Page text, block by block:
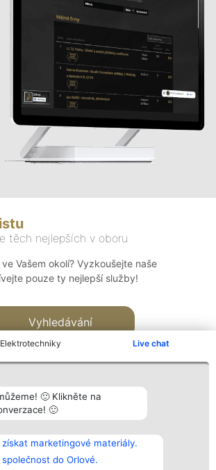
Elektrotechniky Live chat
🙂 Klikněte na
🙂
marketingové materiály.
do Orlové.
těch nejlepších v oboru
Vašem okolí? Vyzkoušejte naše
pouze ty nejlepší služby!
Vyhledávání
o.
Vítězové
Seznam všech
laureátů
Zásady
Kontakt